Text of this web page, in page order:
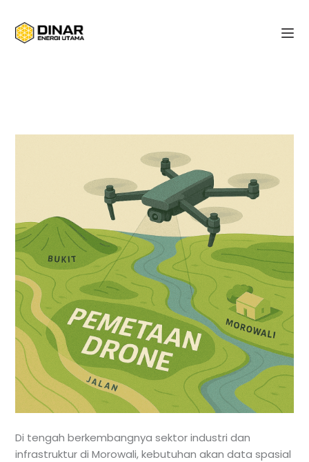
Di tengah berkembangnya sektor industri dan
infrastruktur di Morowali, kebutuhan akan data spasial